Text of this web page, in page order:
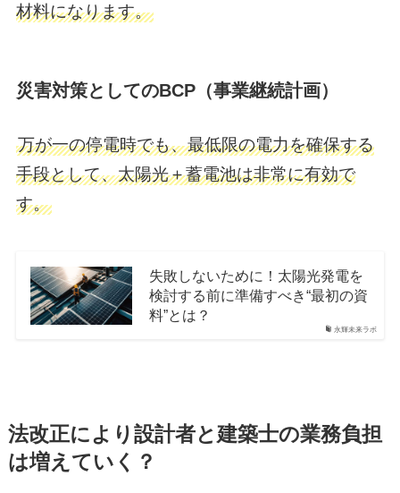
材料になります。
災害対策としてのBCP（事業継続計画）
万が一の停電時でも、最低限の電力を確保する
手段として、太陽光＋蓄電池は非常に有効で
す。
永輝未来ラボ
失敗しないために！太陽光発電を
検討する前に準備すべき“最初の資
料”とは？
法改正により設計者と建築士の業務負担
は増えていく？